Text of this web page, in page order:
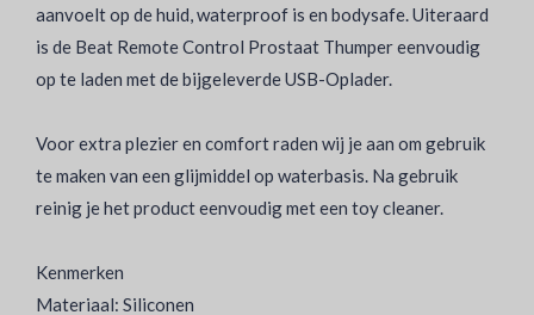
aanvoelt op de huid, waterproof is en bodysafe. Uiteraard
is de Beat Remote Control Prostaat Thumper eenvoudig
op te laden met de bijgeleverde USB-Oplader.
Voor extra plezier en comfort raden wij je aan om gebruik
te maken van een glijmiddel op waterbasis. Na gebruik
reinig je het product eenvoudig met een toy cleaner.
Kenmerken
Materiaal: Siliconen